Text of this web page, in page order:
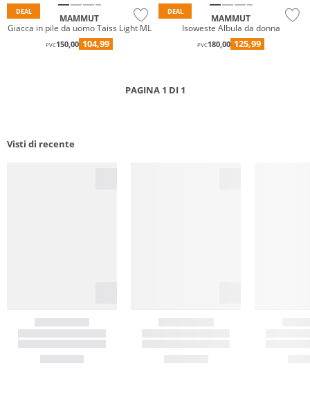
DEAL
MAMMUT
Giacca in pile da uomo Taiss Light ML
PVC150,00 104,99
DEAL
MAMMUT
Isoweste Albula da donna
PVC180,00 125,99
PAGINA 1 DI 1
Visti di recente